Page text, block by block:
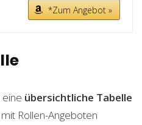
*Zum Angebot »
übersichtliche Tabelle
Rollen-Angeboten